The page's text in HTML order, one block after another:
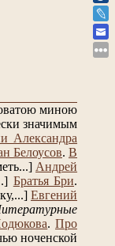
миною
значимым
Александра
Белоусов. В
Андрей
Братья Бри.
Евгений
. Про
ноченской